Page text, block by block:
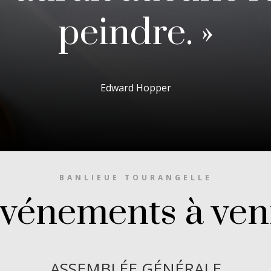
peindre. »
Edward Hopper
BANLIEUE TOURANGELLE
à